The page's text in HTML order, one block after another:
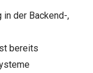
in der Backend-,
bereits